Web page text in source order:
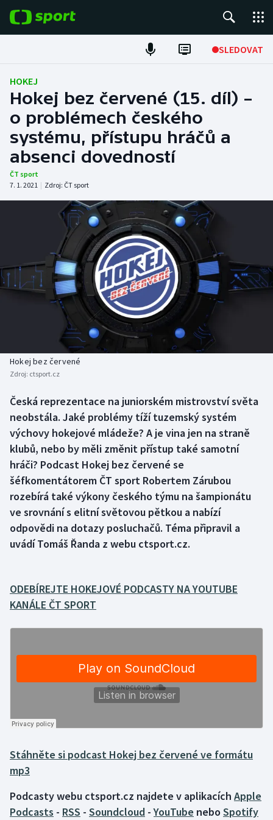
SLEDOVAT
Fotbal
Hokej
Tenis
Atletika
DALŠÍ SPORTY
Americký fotbal
Baseball a softbal
Basketbal
Boby a skeleton
Box
Curling
Dostihy
Florbal
Futsal
Golf
Házená
Lezení
Lyže a snowboard
Moderní pětiboj
Motorsport
NEPŘEHLÉDNĚTE
Soutěže
Historické návraty
Aplikace ČT sport
AZ kvíz
HOKEJ
Hokej bez červené (15. díl) –
o problémech českého
systému, přístupu hráčů a
absenci dovedností
ČT sport
7. 1. 2021 | Zdroj: ČT sport
Hokej bez červené
Zdroj: ctsport.cz
Česká reprezentace na juniorském mistrovství světa
neobstála. Jaké problémy tíží tuzemský systém
výchovy hokejové mládeže? A je vina jen na straně
klubů, nebo by měli změnit přístup také samotní
hráči? Podcast Hokej bez červené se
šéfkomentátorem ČT sport Robertem Zárubou
rozebírá také výkony českého týmu na šampionátu
ve srovnání s elitní světovou pětkou a nabízí
odpovědi na dotazy posluchačů. Téma připravil a
uvádí Tomáš Řanda z webu ctsport.cz.
ODEBÍREJTE HOKEJOVÉ PODCASTY NA YOUTUBE
KANÁLE ČT SPORT
Stáhněte si podcast Hokej bez červené ve formátu
mp3
Podcasty webu ctsport.cz najdete v aplikacích Apple
Podcasts - RSS - Soundcloud -YouTube nebo Spotify